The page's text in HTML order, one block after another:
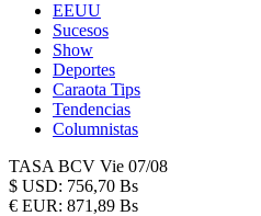
EEUU
Sucesos
Show
Deportes
Caraota Tips
Tendencias
Columnistas
TASA BCV Vie 07/08
$ USD: 756,70 Bs
€ EUR: 871,89 Bs